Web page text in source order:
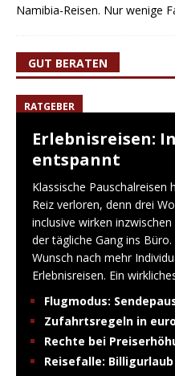
Namibia-Reisen. Nur wenige
GUT BERATEN
RATGEBER
Erlebnisreisen:
entspannt
Klassische Pauschalreisen
Reiz verloren, denn drei
inclusive wirken
der tägliche Gang ins
Wunsch nach mehr
Erlebnisreisen. Ein
Flugmodus:
Zufahrtsregeln in
Rechte bei
Reisefalle: